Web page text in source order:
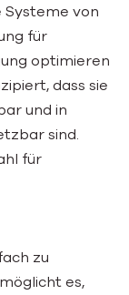
Systeme von
für
optimieren
dass sie
und in
sind.
für
zu
es,